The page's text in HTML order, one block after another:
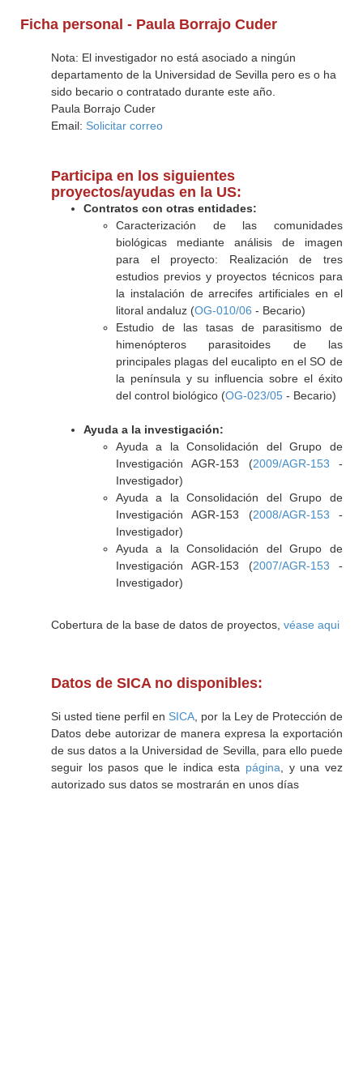
Ficha personal - Paula Borrajo Cuder
Nota: El investigador no está asociado a ningún
departamento de la Universidad de Sevilla pero es o ha
sido becario o contratado durante este año.
Paula Borrajo Cuder
Email: Solicitar correo
Participa en los siguientes
proyectos/ayudas en la US:
Contratos con otras entidades:
Caracterización de las comunidades
biológicas mediante análisis de imagen
para el proyecto: Realización de tres
estudios previos y proyectos técnicos para
la instalación de arrecifes artificiales en el
litoral andaluz (OG-010/06 - Becario)
Estudio de las tasas de parasitismo de
himenópteros parasitoides de las
principales plagas del eucalipto en el SO de
la península y su influencia sobre el éxito
del control biológico (OG-023/05- Becario)
Ayuda a la investigación:
Ayuda a la Consolidación del Grupo de
Investigación AGR-153 (2009/AGR-153 -
Investigador)
Ayuda a la Consolidación del Grupo de
Investigación AGR-153 (2008/AGR-153 -
Investigador)
Ayuda a la Consolidación del Grupo de
Investigación AGR-153 (2007/AGR-153 -
Investigador)
Cobertura de la base de datos de proyectos, véase aqui
Datos de SICA no disponibles:
Si usted tiene perfil en SICA , por la Ley de Protección de
Datos debe autorizar de manera expresa la exportación
de sus datos a la Universidad de Sevilla, para ello puede
seguir los pasos que le indica esta página , y una vez
autorizado sus datos se mostrarán en unos días